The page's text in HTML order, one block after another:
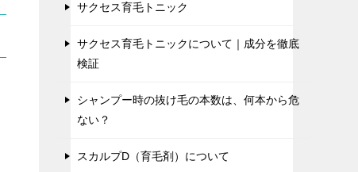
サクセス育毛トニック
サクセス育毛トニックについて｜成分を徹底
検証
シャンプー時の抜け毛の本数は、何本から危
ない？
スカルプD（育毛剤）について